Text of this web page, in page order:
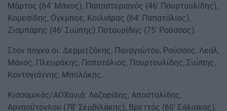
Μάρτος (64' Μάνος), Παπαστεριανός (46' Πουρτουλίδης),
Κομεσίδης, Ογκμποε, Κοιλιάρας (64' Παπατόλιος),
Ζιαμπάρης (46' Σιώπης) Ποτουρίδης (75' Ρούσσος).
Στον πάγκο οι: Δερμιτζάκης, Παναγιώτου, Ρούσσος, Λεάλ,
Μάνος, Πλευράκης, Παπατόλιος, Πουρτουλίδης, Σιώπης,
Κοντογιάννης, Μπολάκης.
Kισσαμικός/ΑΟΧανιά: Λαζαρίδης, Αποστολίδης,
Αρναούτογλου (78' Σερβιλάκης), Βρεττός (60' Σάλιακας),